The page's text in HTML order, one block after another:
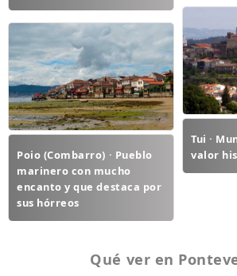
Tui ·
valor
Poio (Combarro) · Pueblo
marinero con mucho
encanto y que destaca por
sus hórreos
Qué ver en